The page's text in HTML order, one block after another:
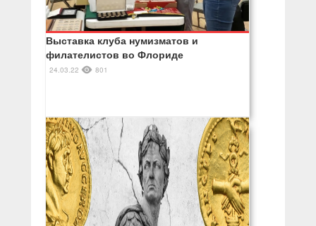
Выставка клуба нумизматов и
филателистов во Флориде
24.03.22 801